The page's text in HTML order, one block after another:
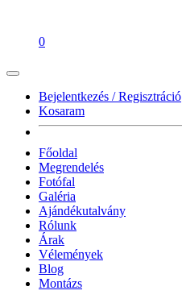
0
Bejelentkezés / Regisztráció
Kosaram
Főoldal
Megrendelés
Fotófal
Galéria
Ajándékutalvány
Rólunk
Árak
Vélemények
Blog
Montázs